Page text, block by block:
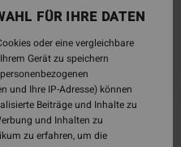
FÜR IHRE DATEN
oder eine vergleichbare
Gerät zu speichern
und Ihre IP-Adresse) können
Beiträge und Inhalte zu
und Inhalten zu
zu erfahren, um die